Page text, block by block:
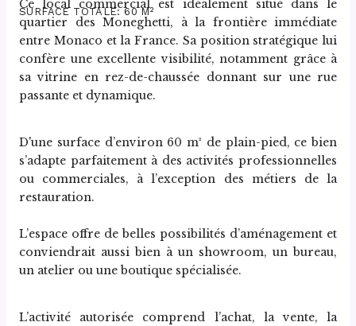
SURFACE TOTALE: 60 M²
Ce local commercial est idéalement situé dans le
quartier des Moneghetti, à la frontière immédiate
entre Monaco et la France. Sa position stratégique lui
confère une excellente visibilité, notamment grâce à
sa vitrine en rez-de-chaussée donnant sur une rue
passante et dynamique.
D'une surface d’environ 60 m² de plain-pied, ce bien
s’adapte parfaitement à des activités professionnelles
ou commerciales, à l’exception des métiers de la
restauration.
L’espace offre de belles possibilités d’aménagement et
conviendrait aussi bien à un showroom, un bureau,
un atelier ou une boutique spécialisée.
L’activité autorisée comprend l’achat, la vente, la